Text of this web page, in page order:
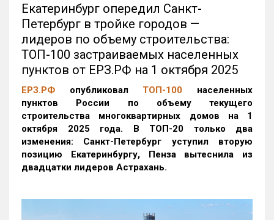
Екатеринбург опередил Санкт-
Петербург в тройке городов —
лидеров по объему строительства:
ТОП-100 застраиваемых населенных
пунктов от ЕРЗ.РФ на 1 октября 2025
ЕРЗ.РФ опубликовал ТОП-100 населенных
пунктов России по объему текущего
строительства многоквартирных домов на 1
октября 2025 года. В ТОП-20 только два
изменения: Санкт-Петербург уступил вторую
позицию Екатеринбургу, Пенза вытеснила из
двадцатки лидеров Астрахань.